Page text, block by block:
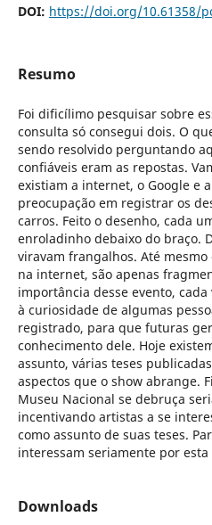
DOI: https://doi.org/10.61358/
Resumo
Foi dificílimo pesquisar sobre
consulta só consegui dois. O
sendo resolvido perguntando
confiáveis eram as repostas.
existiam a internet, o Google e
preocupação em registrar os
carros. Feito o desenho, cada
enroladinho debaixo do braço.
viravam frangalhos. Até
na internet, são apenas
importância desse evento,
à curiosidade de algumas
registrado, para que futuras
conhecimento dele. Hoje
assunto, várias teses
aspectos que o show abrange.
Museu Nacional se debruça
incentivando artistas a se
como assunto de suas teses.
interessam seriamente por esta
Downloads